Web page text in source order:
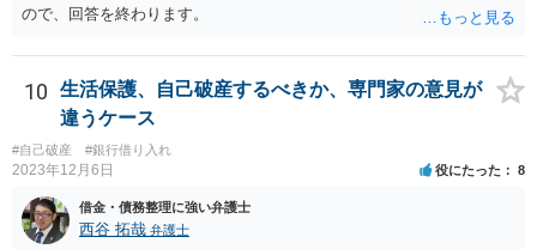
ので、回答を終わります。
10
生活保護、自己破産するべきか、専門家の意見が
違うケース
#自己破産 #銀行借り入れ
2023年12月6日 役にたった 8
借金・債務整理に強い弁護士
西谷 拓哉 弁護士